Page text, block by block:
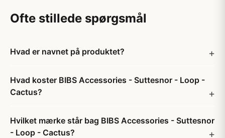
Ofte stillede spørgsmål
Hvad er navnet på produktet?
Hvad koster BIBS Accessories - Suttesnor - Loop -
Cactus?
Hvilket mærke står bag BIBS Accessories - Suttesnor
- Loop - Cactus?